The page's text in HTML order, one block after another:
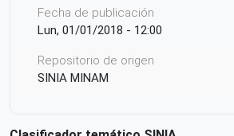
Fecha de publicación
Lun, 01/01/2018 - 12:00
Repositorio de origen
SINIA MINAM